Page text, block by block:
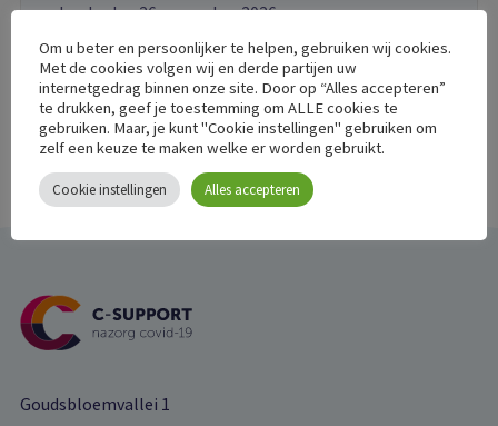
donderdag 26 november 2026
Gratis training over post-COVID voor WMO-
consulenten
Goudsbloemvallei 1
Om u beter en persoonlijker te helpen, gebruiken wij cookies.
Met de cookies volgen wij en derde partijen uw
internetgedrag binnen onze site. Door op “Alles accepteren”
te drukken, geef je toestemming om ALLE cookies te
gebruiken. Maar, je kunt "Cookie instellingen" gebruiken om
zelf een keuze te maken welke er worden gebruikt.
Cookie instellingen Alles accepteren